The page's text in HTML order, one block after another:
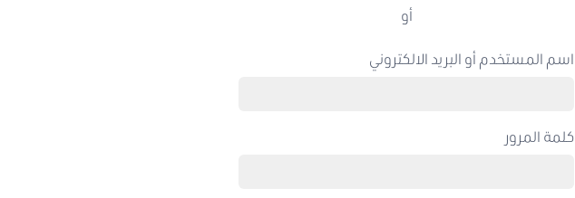
أو
اسم المستخدم أو البريد الالكتروني
كلمة المرور